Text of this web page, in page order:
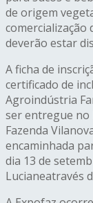
de origem
comercialização
deverão estar
A ficha de
certificado de
Agroindústria
ser entregue no
Fazenda
encaminhada
dia 13 de
Lucianeatravés